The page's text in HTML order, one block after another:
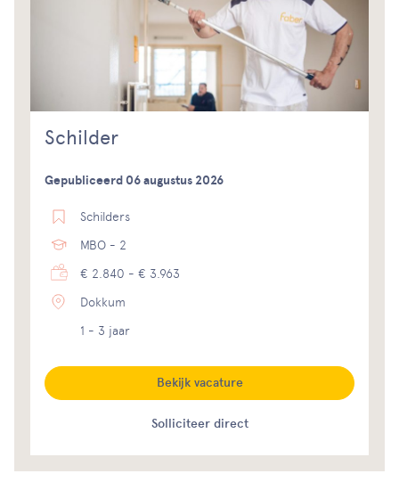
Schilder
Gepubliceerd 06 augustus 2026
Schilders
MBO - 2
€ 2.840 - € 3.963
Dokkum
1 - 3 jaar
Solliciteer direct
Bekijk vacature